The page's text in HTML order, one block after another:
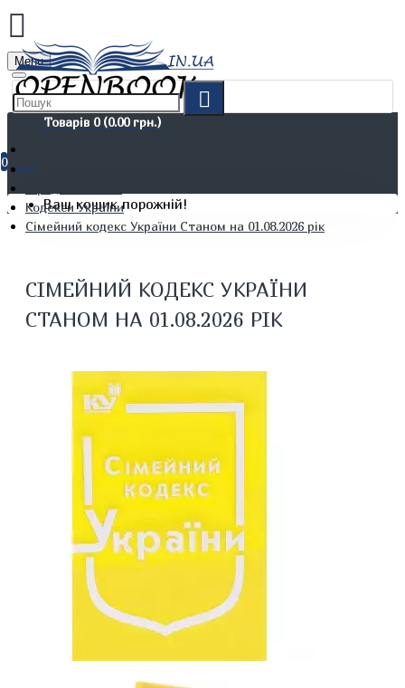
Menu
Товарів 0 (0.00 грн.)
0
Ваш кошик порожній!
Не художня література
Кодекси України
Сімейний кодекс України Станом на 01.08.2026 рік
СІМЕЙНИЙ КОДЕКС УКРАЇНИ
СТАНОМ НА 01.08.2026 РІК